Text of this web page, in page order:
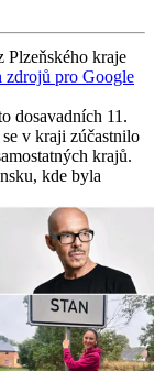
Plzeňského kraje
zdrojů pro Google
dosavadních 11.
v kraji zúčastnilo
krajů.
kde byla